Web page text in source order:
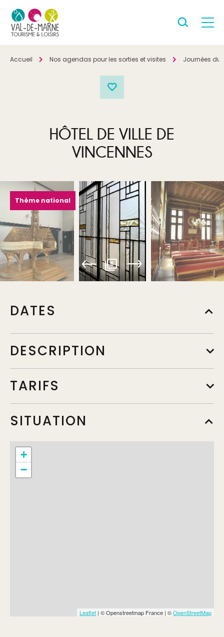
Accueil Nos agendas pour les sorties et visites Journées du
HÔTEL DE VILLE DE
VINCENNES
6
Thème national
DATES
DESCRIPTION
TARIFS
SITUATION
+
−
Leaflet | © Openstreetmap France | ©OpenStreetMap